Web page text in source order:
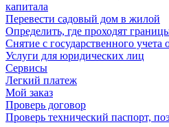
капитала
Перевести садовый дом в жилой
Определить, где проходят
Снятие с государственного
Услуги для юридических лиц
Сервисы
Легкий платеж
Мой заказ
Проверь договор
Проверь технический паспорт,